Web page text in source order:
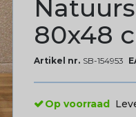
80x48
Artikel nr. SB-154953
Op voorraad